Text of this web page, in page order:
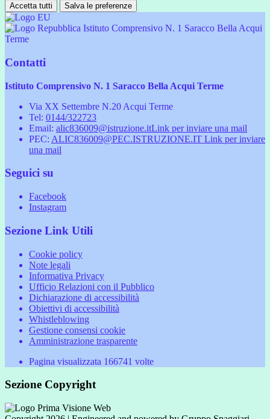
Accetta tutti Salva le preferenze
Istituto Comprensivo N. 1 Saracco Bella Acqui
Terme
Contatti
Istituto Comprensivo N. 1 Saracco Bella Acqui Terme
Via XX Settembre N.20 Acqui Terme
Tel: 0144/322723
Email: alic836009@istruzione.itLink per inviare una mail
PEC: ALIC836009@PEC.ISTRUZIONE.IT Link per inviare
una mail
Seguici su
Facebook
Instagram
Sezione Link Utili
Cookie policy
Note legali
Informativa Privacy
Ufficio Relazioni con il Pubblico
Dichiarazione di accessibilità
Obiettivi di accessibilità
Whistleblowing
Gestione consensi cookie
Amministrazione trasparente
Pagina visualizzata 166741 volte
Sezione Copyright